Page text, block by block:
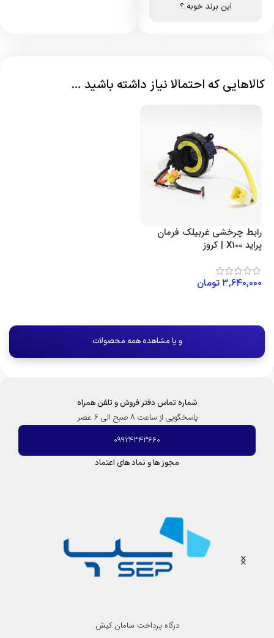
این برند خوبه ؟
کالاهایی که احتمالا نیاز داشته باشید …
رابط چرخشی غربیلک فرمان
پراید X100 | کروز
۳,۶۴۰,۰۰۰تومان
و یا مشاهده همه محصولات
شماره تماس دفتر فروش و تلفن همراه
پاسخگویی از ساعت 8 صبح الی 6 عصر
09924343660
مجوز ها و نماد های اعتماد
درگاه پرداخت سامان کیش